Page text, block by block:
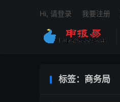
Hi, 请登录 我要注册
标签：商务局